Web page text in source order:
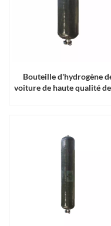
Bouteille d'hydrogène
voiture de haute qualité